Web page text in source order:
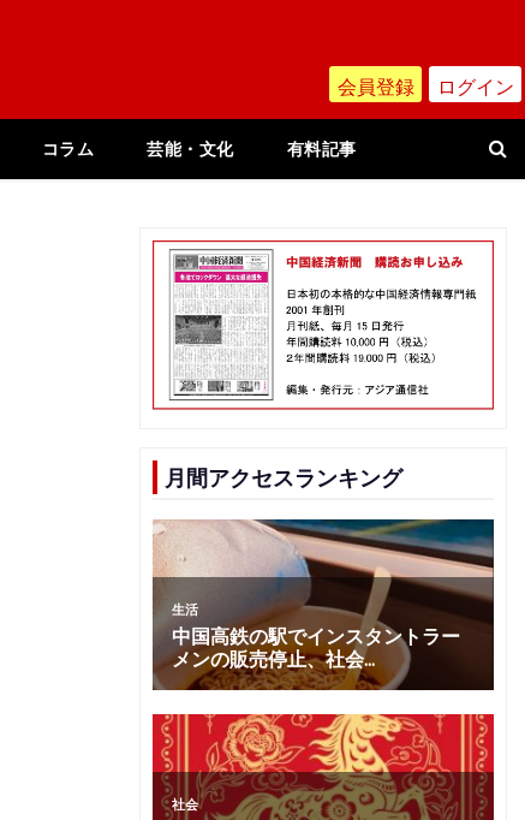
会員登録 ログイン
コラム 芸能・文化 有料記事
月間アクセスランキング